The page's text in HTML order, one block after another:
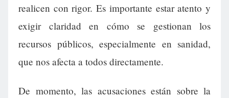
realicen con rigor. Es importante estar atento y
exigir claridad en cómo se gestionan los
recursos públicos, especialmente en sanidad,
que nos afecta a todos directamente.
De momento, las acusaciones están sobre la